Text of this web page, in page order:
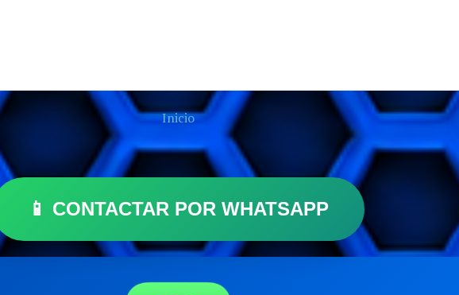
Inicio
📱 CONTACTAR POR WHATSAPP